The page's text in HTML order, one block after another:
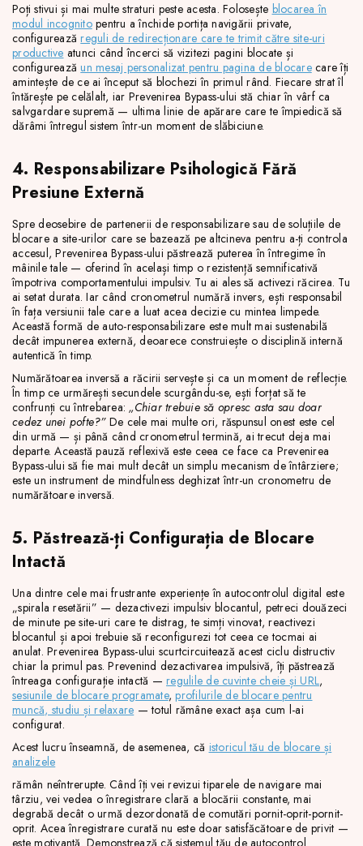
Poți stivui și mai multe straturi peste acesta. Folosește blocarea în
modul incognitopentru a închide portița navigării private,
configureazăreguli de redirecționare care te trimit către site-uri
productive atunci când încerci să vizitezi pagini blocate și
configureazăun mesaj personalizat pentru pagina de blocarecare îți
amintește de ce ai început să blochezi în primul rând. Fiecare strat îl
întărește pe celălalt, iar Prevenirea Bypass-ului stă chiar în vârf ca
salvgardare supremă — ultima linie de apărare care te împiedică să
dărâmi întregul sistem într-un moment de slăbiciune.
4. Responsabilizare Psihologică Fără
Presiune Externă
Spre deosebire de partenerii de responsabilizare sau de soluțiile de
blocare a site-urilor care se bazează pe altcineva pentru a-ți controla
accesul, Prevenirea Bypass-ului păstrează puterea în întregime în
mâinile tale — oferind în același timp o rezistență semnificativă
împotriva comportamentului impulsiv. Tu ai ales să activezi răcirea. Tu
ai setat durata. Iar când cronometrul numără invers, ești responsabil
în fața versiunii tale care a luat acea decizie cu mintea limpede.
Această formă de auto-responsabilizare este mult mai sustenabilă
decât impunerea externă, deoarece construiește o disciplină internă
autentică în timp.
Numărătoarea inversă a răcirii servește și ca un moment de reflecție.
În timp ce urmărești secundele scurgându-se, ești forțat să te
confrunți cu întrebarea:„Chiar trebuie să opresc asta sau doar
cedez unei pofte?”De cele mai multe ori, răspunsul onest este cel
din urmă — și până când cronometrul termină, ai trecut deja mai
departe. Această pauză reflexivă este ceea ce face ca Prevenirea
Bypass-ului să fie mai mult decât un simplu mecanism de întârziere;
este un instrument de mindfulness deghizat într-un cronometru de
numărătoare inversă.
5. Păstrează-ți Configurația de Blocare
Intactă
Una dintre cele mai frustrante experiențe în autocontrolul digital este
„spirala resetării” — dezactivezi impulsiv blocantul, petreci douăzeci
de minute pe site-uri care te distrag, te simți vinovat, reactivezi
blocantul și apoi trebuie să reconfigurezi tot ceea ce tocmai ai
anulat. Prevenirea Bypass-ului scurtcircuitează acest ciclu distructiv
chiar la primul pas. Prevenind dezactivarea impulsivă, îți păstrează
întreaga configurație intactă — regulile de cuvinte cheie și URL,
sesiunile de blocare programate,profilurile de blocare pentru
muncă, studiu și relaxare — totul rămâne exact așa cum l-ai
configurat.
Acest lucru înseamnă, de asemenea, că istoricul tău de blocare și
analizele
rămân neîntrerupte. Când îți vei revizui tiparele de navigare mai
târziu, vei vedea o înregistrare clară a blocării constante, mai
degrabă decât o urmă dezordonată de comutări pornit-oprit-pornit-
oprit. Acea înregistrare curată nu este doar satisfăcătoare de privit —
este motivantă. Demonstrează că sistemul tău de autocontrol